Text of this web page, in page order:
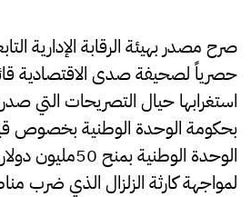
صرح مصدر بهيئة الرقابة الإدارية
حصرياً لصحيفة صدى الاقتصادية
استغرابها حيال التصريحات التي
بحكومة الوحدة الوطنية بخصوص
الوحدة الوطنية بمنح
لمواجهة كارثة الزلزال الذي ضرب